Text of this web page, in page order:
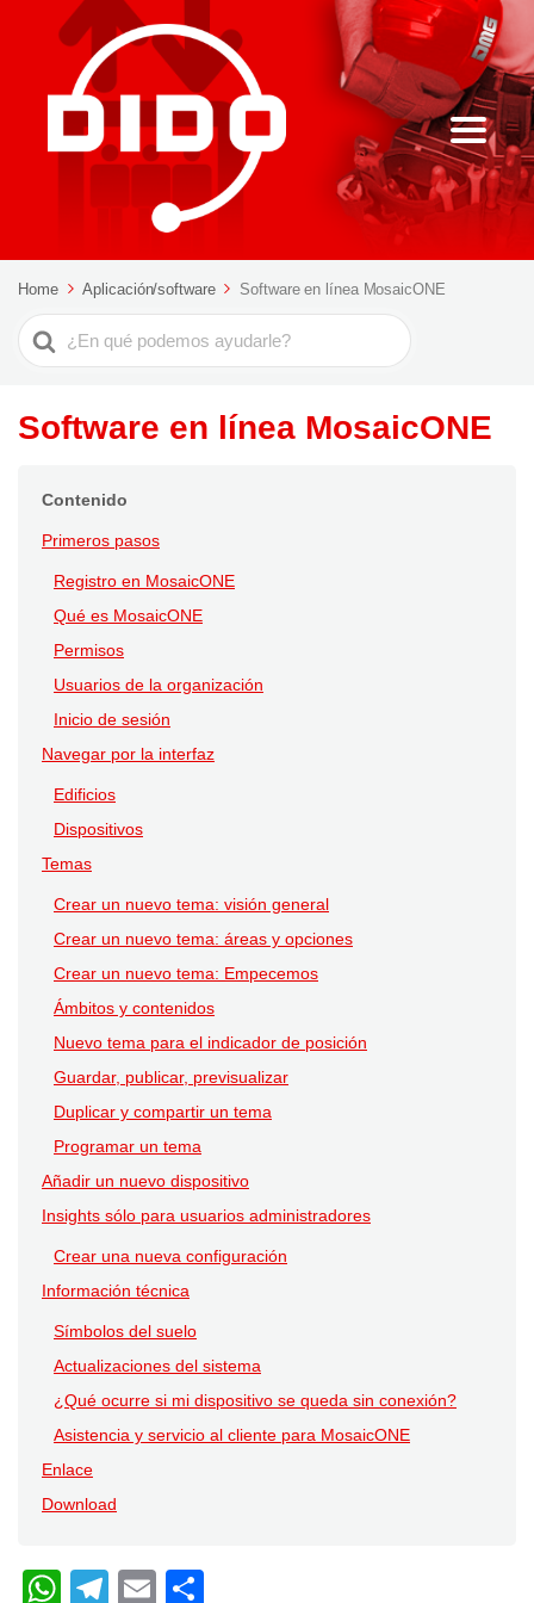
Home Aplicación/software Software en línea MosaicONE
Buscar
Software en línea MosaicONE
Contenido
Primeros pasos
Registro en MosaicONE
Qué es MosaicONE
Permisos
Usuarios de la organización
Inicio de sesión
Navegar por la interfaz
Edificios
Dispositivos
Temas
Crear un nuevo tema: visión general
Crear un nuevo tema: áreas y opciones
Crear un nuevo tema: Empecemos
Ámbitos y contenidos
Nuevo tema para el indicador de posición
Guardar, publicar, previsualizar
Duplicar y compartir un tema
Programar un tema
Añadir un nuevo dispositivo
Insights sólo para usuarios administradores
Crear una nueva configuración
Información técnica
Símbolos del suelo
Actualizaciones del sistema
¿Qué ocurre si mi dispositivo se queda sin conexión?
Asistencia y servicio al cliente para MosaicONE
Enlace
Download
W
T
E